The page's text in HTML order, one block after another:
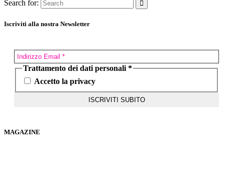
Search for:
Iscriviti alla nostra Newsletter
Trattamento dei dati personali *
Accetto la privacy
MAGAZINE